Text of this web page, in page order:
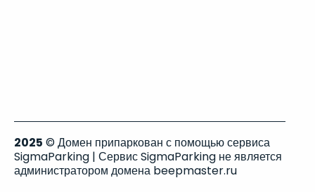
2025 © Домен припаркован с помощью сервиса
SigmaParking | Сервис SigmaParking не является
администратором домена beepmaster.ru